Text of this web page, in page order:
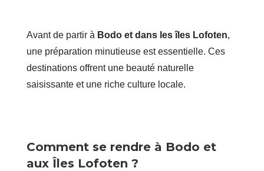
Avant de partir à Bodo et dans les îles Lofoten,
une préparation minutieuse est essentielle. Ces
destinations offrent une beauté naturelle
saisissante et une riche culture locale.
Comment se rendre à Bodo et
aux Îles Lofoten ?